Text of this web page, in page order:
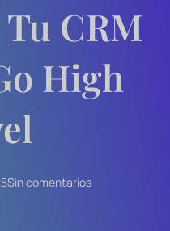
CRM
High
Sin comentarios